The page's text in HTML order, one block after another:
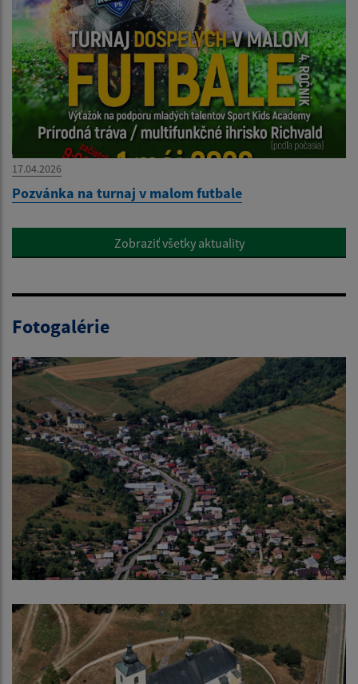
17.04.2026
Pozvánka na turnaj v malom futbale
Zobraziť všetky aktuality
Fotogalérie